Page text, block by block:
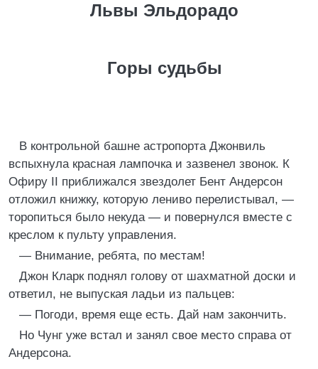
Львы Эльдорадо
Горы судьбы
В контрольной башне астропорта Джонвиль
вспыхнула красная лампочка и зазвенел звонок. К
Офиру II приближался звездолет Бент Андерсон
отложил книжку, которую лениво перелистывал, —
торопиться было некуда — и повернулся вместе с
креслом к пульту управления.
— Внимание, ребята, по местам!
Джон Кларк поднял голову от шахматной доски и
ответил, не выпуская ладьи из пальцев:
— Погоди, время еще есть. Дай нам закончить.
Но Чунг уже встал и занял свое место справа от
Андерсона.